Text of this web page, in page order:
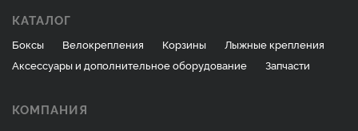
КАТАЛОГ
Боксы Велокрепления Корзины
Лыжные крепления
Аксессуары и дополнительное оборудование
Запчасти
КОМПАНИЯ